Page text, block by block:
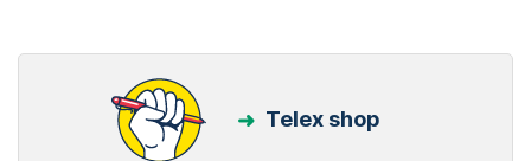
Telex shop